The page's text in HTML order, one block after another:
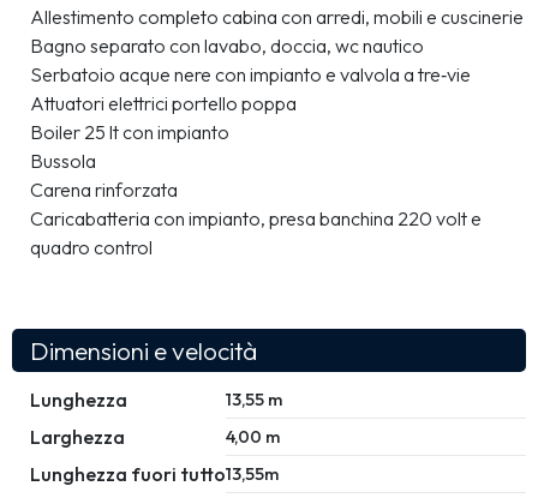
Allestimento completo cabina con arredi, mobili e cuscinerie
Bagno separato con lavabo, doccia, wc nautico
Serbatoio acque nere con impianto e valvola a tre‐vie
Attuatori elettrici portello poppa
Boiler 25 lt con impianto
Bussola
Carena rinforzata
Caricabatteria con impianto, presa banchina 220 volt e
quadro control
Dimensioni e velocità
Lunghezza 13,55 m
Larghezza 4,00 m
Lunghezza fuori tutto13,55m